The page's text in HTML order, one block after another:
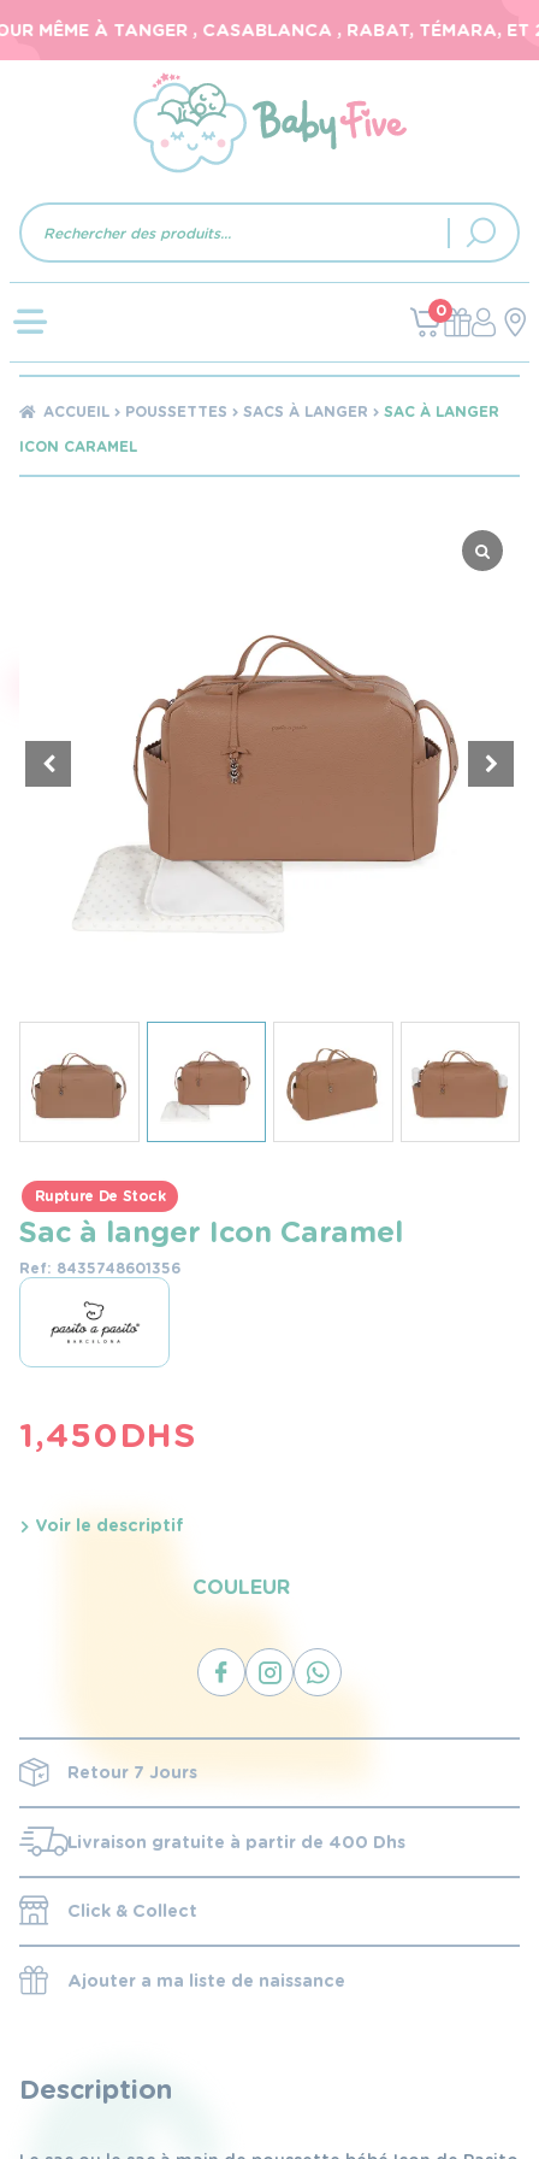
MÊME À TANGER , CASABLANCA , RABAT, TÉMARA, ET
Recherche
de
produits
0
ACCUEIL POUSSETTES SACS À LANGER
SAC À LANGER
ICON CARAMEL
Rupture De Stock
Sac à langer Icon Caramel
Ref: 8435748601356
1,450DHS
Voir le descriptif
COULEUR
Retour 7 Jours
Livraison gratuite à partir de 400 Dhs
Click & Collect
Ajouter a ma liste de naissance
Description